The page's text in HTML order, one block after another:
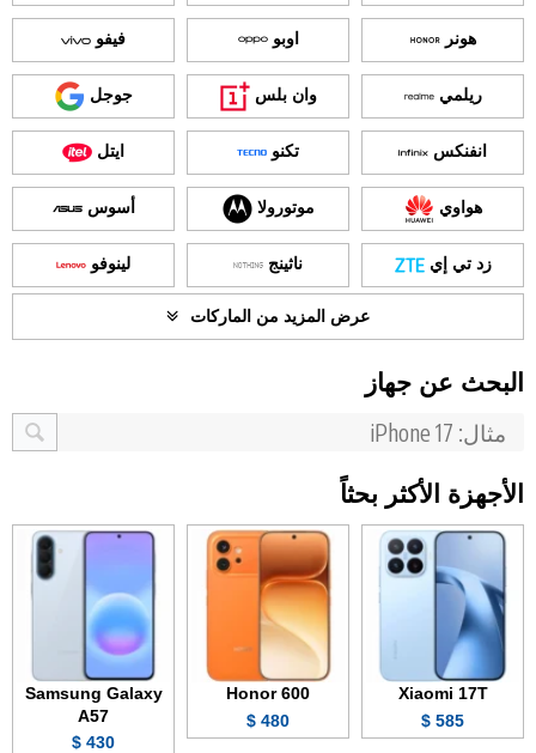
هونر اوبو فيفو
ريلمي وان بلس جوجل
انفنكس تكنو ايتل
هواوي موتورولا أسوس
زد تي إي ناثينج لينوفو
عرض المزيد من الماركات
البحث عن جهاز
الأجهزة الأكثر بحثاً
Xiaomi 17T
585 $
Honor 600
480 $
Samsung Galaxy
A57
430 $